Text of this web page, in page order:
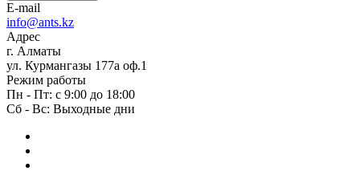
E-mail
info@ants.kz
Адрес
г. Алматы
ул. Курмангазы 177а оф.1
Режим работы
Пн - Пт: с 9:00 до 18:00
Сб - Вс: Выходные дни